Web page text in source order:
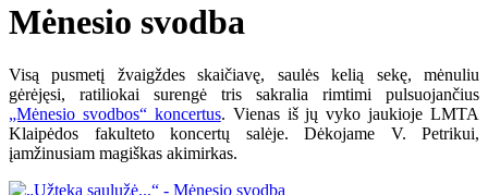
Mėnesio svodba
Visą pusmetį žvaigždes skaičiavę, saulės kelią sekę, mėnuliu
gėrėjęsi, ratiliokai surengė tris sakralia rimtimi pulsuojančius
„Mėnesio svodbos“ koncertus. Vienas iš jų vyko jaukioje LMTA
Klaipėdos fakulteto koncertų salėje. Dėkojame V. Petrikui,
įamžinusiam magiškas akimirkas.